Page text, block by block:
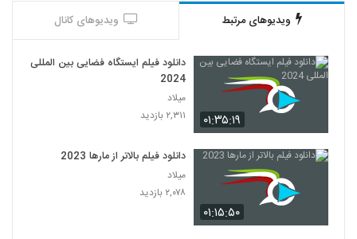
ویدیوهای مرتبط ویدیوهای کانال
۰۱:۳۵:۱۹
دانلود فیلم ایستگاه فضایی بین المللی
2024
میلاد
۲,۳۱۱ بازدید
۰۱:۱۵:۵۰
دانلود فیلم بالاتر از مارها 2023
میلاد
۲,۰۷۸ بازدید